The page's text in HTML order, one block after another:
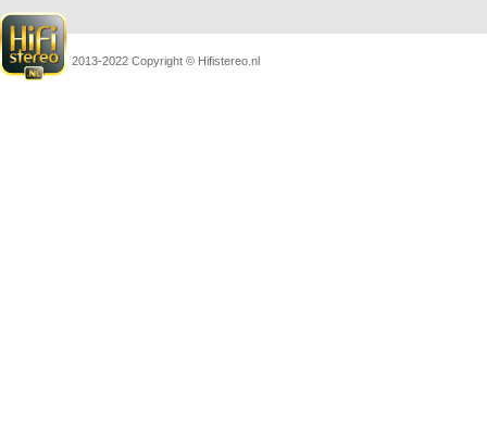
2013-2022 Copyright © Hifistereo.nl